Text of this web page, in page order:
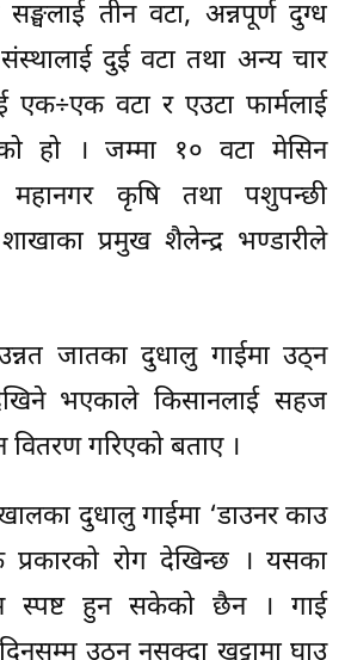
तीन वटा, अन्नपूर्ण दुग्ध
दुई वटा तथा अन्य चार
एक÷एक वटा र एउटा फार्मलाई
हो । जम्मा १० वटा मेसिन
महानगर कृषि तथा पशुपन्छी
शाखाका प्रमुख शैलेन्द्र भण्डारीले
जातका दुधालु गाईमा उठ्न
भएकाले किसानलाई सहज
गरिएको बताए ।
दुधालु गाईमा ‘डाउनर काउ
प्रकारको रोग देखिन्छ । यसका
स्पष्ट हुन सकेको छैन । गाई